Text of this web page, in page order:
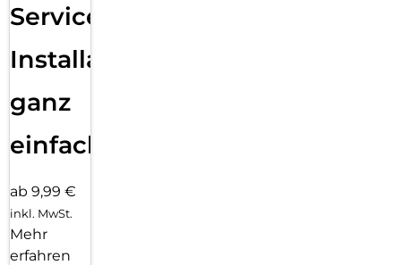
Services
Installation
ganz
einfach
ab 9,99 €
inkl. MwSt.
Mehr
erfahren